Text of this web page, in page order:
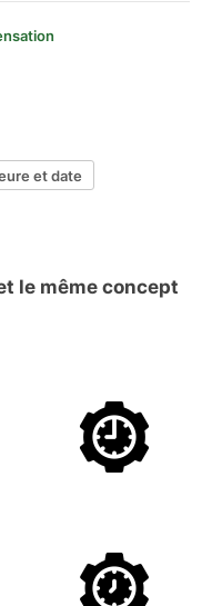
et date
le même concept